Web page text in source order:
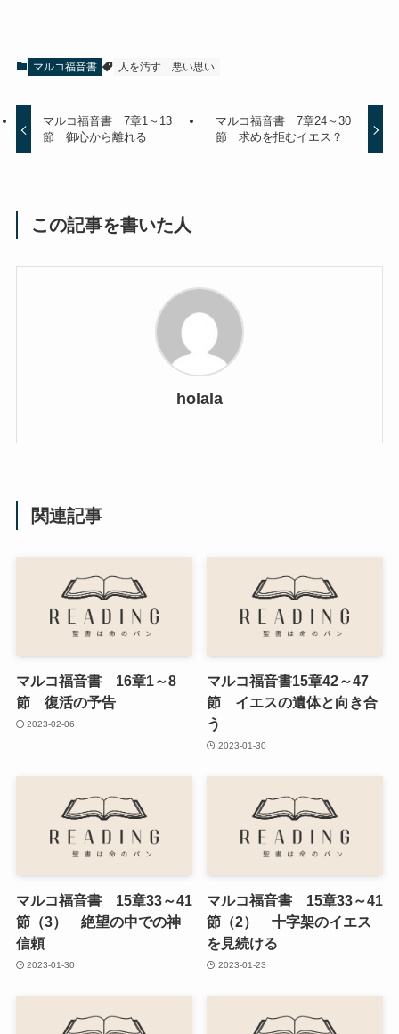
マルコ福音書 人を汚す 悪い思い
マルコ福音書 7章1～13
節 御心から離れる
マルコ福音書 7章24～30
節 求めを拒むイエス？
この記事を書いた人
holala
関連記事
マルコ福音書 16章1～8
節 復活の予告
2023-02-06
マルコ福音書15章42～47
節 イエスの遺体と向き合
う
2023-01-30
マルコ福音書 15章33～41
節（3） 絶望の中での神
信頼
2023-01-30
マルコ福音書 15章33～41
節（2） 十字架のイエス
を見続ける
2023-01-23